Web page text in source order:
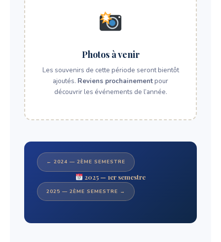
Photos à venir
Les souvenirs de cette période seront bientôt
ajoutés. Reviens prochainement pour
découvrir les événements de l’année.
← 2024 — 2ÈME SEMESTRE
2025 — 1er semestre
2025 — 2ÈME SEMESTRE →